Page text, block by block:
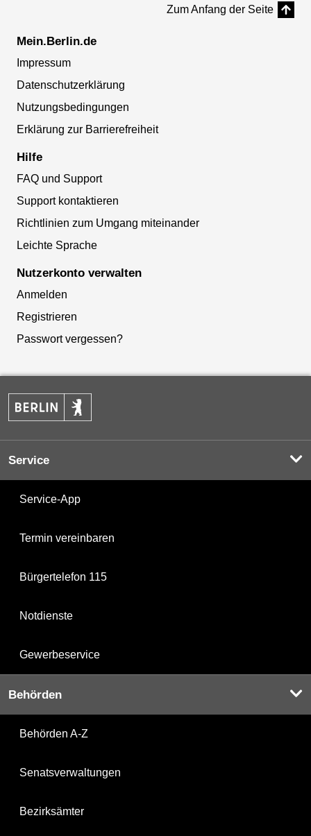
Zum Anfang der Seite
Mein.Berlin.de
Impressum
Datenschutzerklärung
Nutzungsbedingungen
Erklärung zur Barrierefreiheit
Hilfe
FAQ und Support
Support kontaktieren
Richtlinien zum Umgang miteinander
Leichte Sprache
Nutzerkonto verwalten
Anmelden
Registrieren
Passwort vergessen?
Service
Service-App
Termin vereinbaren
Bürgertelefon 115
Notdienste
Gewerbeservice
Behörden
Behörden A-Z
Senatsverwaltungen
Bezirksämter